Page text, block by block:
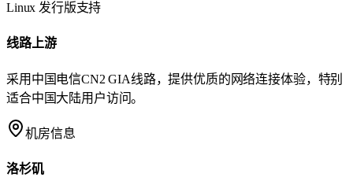
Linux 发行版支持
线路上游
采用中国电信CN2 GIA线路，提供优质的网络连接体验，特别
适合中国大陆用户访问。
机房信息
洛杉矶